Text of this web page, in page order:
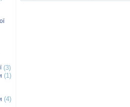
(3)
(1)
(4)